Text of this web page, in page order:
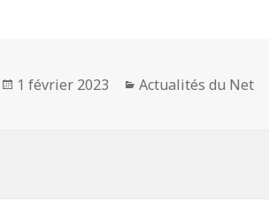
Publié
1 février 2023 Catégories
Actualités du Net